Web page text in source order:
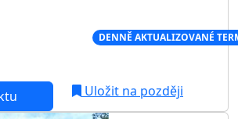
DENNĚ AKTUALIZOVANÉ
Uložit na později